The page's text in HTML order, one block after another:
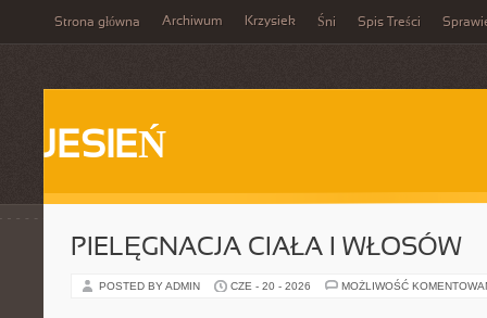
Strona główna Archiwum Krzysiek Śni Spis Treści
JESIEŃ
PIELĘGNACJA CIAŁA I WŁOSÓW
POSTED BY ADMIN CZE - 20 - 2026 MOŻLIWOŚĆ